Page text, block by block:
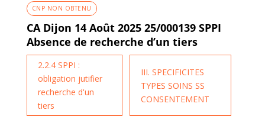
CNP NON OBTENU
CA Dijon 14 Août 2025 25/000139 SPPI
Absence de recherche d’un tiers
2.2.4 SPPI :
obligation jutifier
recherche d'un
tiers
III. SPECIFICITES
TYPES SOINS SS
CONSENTEMENT